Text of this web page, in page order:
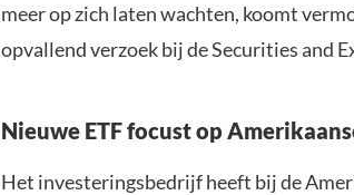
meer op zich laten wachten, koomt
opvallend verzoek bij de Securities and
Nieuwe ETF focust op
Het investeringsbedrijf heeft bij de